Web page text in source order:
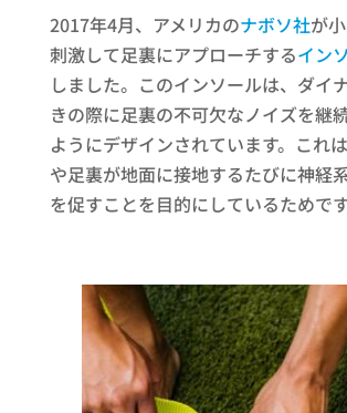
2017年4月、アメリカのナボソ社が
刺激して足裏にアプローチするイン
しました。このインソールは、ダイ
きの際に足裏の不可欠なノイズを継
ようにデザインされています。これ
や足裏が地面に接地するたびに神経
を促すことを目的にしているためです